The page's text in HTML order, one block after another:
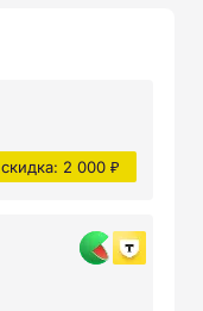
скидка: 2 000 ₽